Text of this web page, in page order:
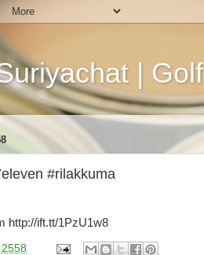
| Golf
#rilakkuma
http://ift.tt/1PzU1w8